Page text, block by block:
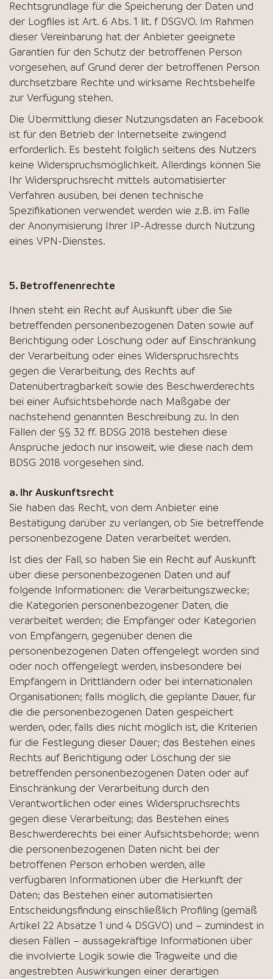
Rechtsgrundlage für die Speicherung der Daten und
der Logfiles ist Art. 6 Abs. 1 lit. f DSGVO. Im Rahmen
dieser Vereinbarung hat der Anbieter geeignete
Garantien für den Schutz der betroffenen Person
vorgesehen, auf Grund derer der betroffenen Person
durchsetzbare Rechte und wirksame Rechtsbehelfe
zur Verfügung stehen.
Die Übermittlung dieser Nutzungsdaten an Facebook
ist für den Betrieb der Internetseite zwingend
erforderlich. Es besteht folglich seitens des Nutzers
keine Widerspruchsmöglichkeit. Allerdings können Sie
Ihr Widerspruchsrecht mittels automatisierter
Verfahren ausüben, bei denen technische
Spezifikationen verwendet werden wie z.B. im Falle
der Anonymisierung Ihrer IP-Adresse durch Nutzung
eines VPN-Dienstes.
5. Betroffenenrechte
Ihnen steht ein Recht auf Auskunft über die Sie
betreffenden personenbezogenen Daten sowie auf
Berichtigung oder Löschung oder auf Einschränkung
der Verarbeitung oder eines Widerspruchsrechts
gegen die Verarbeitung, des Rechts auf
Datenübertragbarkeit sowie des Beschwerderechts
bei einer Aufsichtsbehörde nach Maßgabe der
nachstehend genannten Beschreibung zu. In den
Fällen der §§ 32 ff. BDSG 2018 bestehen diese
Ansprüche jedoch nur insoweit, wie diese nach dem
BDSG 2018 vorgesehen sind.
a. Ihr Auskunftsrecht
Sie haben das Recht, von dem Anbieter eine
Bestätigung darüber zu verlangen, ob Sie betreffende
personenbezogene Daten verarbeitet werden.
Ist dies der Fall, so haben Sie ein Recht auf Auskunft
über diese personenbezogenen Daten und auf
folgende Informationen: die Verarbeitungszwecke;
die Kategorien personenbezogener Daten, die
verarbeitet werden; die Empfänger oder Kategorien
von Empfängern, gegenüber denen die
personenbezogenen Daten offengelegt worden sind
oder noch offengelegt werden, insbesondere bei
Empfängern in Drittländern oder bei internationalen
Organisationen; falls möglich, die geplante Dauer, für
die die personenbezogenen Daten gespeichert
werden, oder, falls dies nicht möglich ist, die Kriterien
für die Festlegung dieser Dauer; das Bestehen eines
Rechts auf Berichtigung oder Löschung der sie
betreffenden personenbezogenen Daten oder auf
Einschränkung der Verarbeitung durch den
Verantwortlichen oder eines Widerspruchsrechts
gegen diese Verarbeitung; das Bestehen eines
Beschwerderechts bei einer Aufsichtsbehörde; wenn
die personenbezogenen Daten nicht bei der
betroffenen Person erhoben werden, alle
verfügbaren Informationen über die Herkunft der
Daten; das Bestehen einer automatisierten
Entscheidungsfindung einschließlich Profiling (gemäß
Artikel 22 Absätze 1 und 4 DSGVO) und – zumindest in
diesen Fällen – aussagekräftige Informationen über
die involvierte Logik sowie die Tragweite und die
angestrebten Auswirkungen einer derartigen